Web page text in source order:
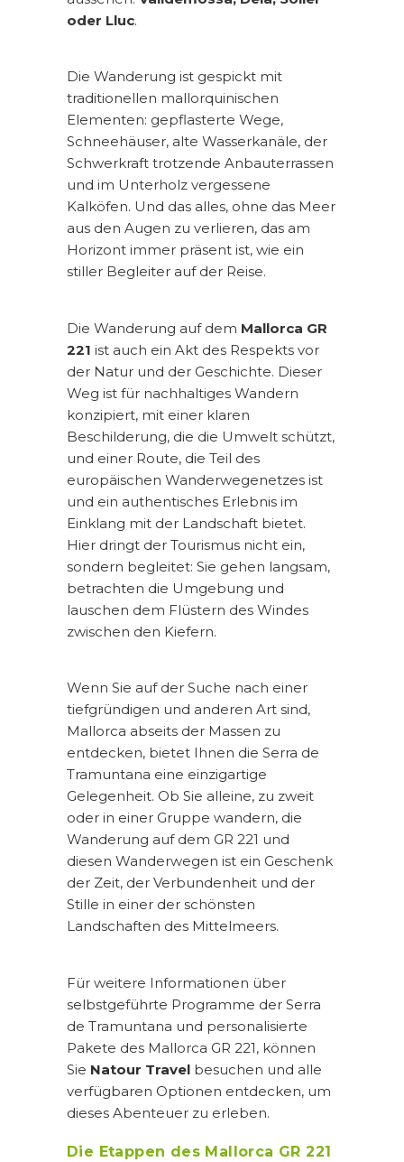
oder Lluc.
Die Wanderung ist gespickt mit
traditionellen mallorquinischen
Elementen: gepflasterte Wege,
Schneehäuser, alte Wasserkanäle, der
Schwerkraft trotzende Anbauterrassen
und im Unterholz vergessene
Kalköfen. Und das alles, ohne das Meer
aus den Augen zu verlieren, das am
Horizont immer präsent ist, wie ein
stiller Begleiter auf der Reise.
Die Wanderung auf dem Mallorca GR
221 ist auch ein Akt des Respekts vor
der Natur und der Geschichte. Dieser
Weg ist für nachhaltiges Wandern
konzipiert, mit einer klaren
Beschilderung, die die Umwelt schützt,
und einer Route, die Teil des
europäischen Wanderwegenetzes ist
und ein authentisches Erlebnis im
Einklang mit der Landschaft bietet.
Hier dringt der Tourismus nicht ein,
sondern begleitet: Sie gehen langsam,
betrachten die Umgebung und
lauschen dem Flüstern des Windes
zwischen den Kiefern.
Wenn Sie auf der Suche nach einer
tiefgründigen und anderen Art sind,
Mallorca abseits der Massen zu
entdecken, bietet Ihnen die Serra de
Tramuntana eine einzigartige
Gelegenheit. Ob Sie alleine, zu zweit
oder in einer Gruppe wandern, die
Wanderung auf dem GR 221 und
diesen Wanderwegen ist ein Geschenk
der Zeit, der Verbundenheit und der
Stille in einer der schönsten
Landschaften des Mittelmeers.
Für weitere Informationen über
selbstgeführte Programme der Serra
de Tramuntana und personalisierte
Pakete des Mallorca GR 221, können
Sie Natour Travel besuchen und alle
verfügbaren Optionen entdecken, um
dieses Abenteuer zu erleben.
Die Etappen des Mallorca GR 221